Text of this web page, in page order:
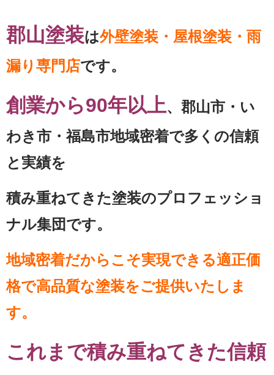
郡山塗装は外壁塗装・屋根塗装・雨
漏り専門店です。
創業から90年以上、郡山市・い
わき市・福島市地域密着で多くの信頼
と実績を
積み重ねてきた塗装のプロフェッショ
ナル集団です。
地域密着だからこそ実現できる適正価
格で高品質な塗装をご提供いたしま
す。
これまで積み重ねてきた信頼